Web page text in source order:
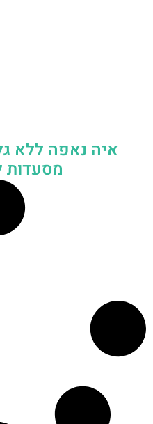
איה נאפה ללא
מסעדות